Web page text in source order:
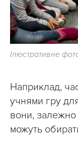
Ілюстративне
Наприклад,
учнями гру
вони, залежно
можуть